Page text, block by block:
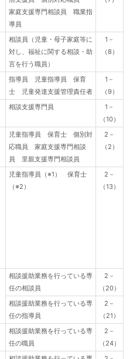
家庭支援専門相談員 職業指
導員
相談員（児童・母子家庭等に
対し、福祉に関する相談・助
言を行う職員）
1－
（8）
指導員 児童指導員 保育
士 児童発達支援管理責任者
1－
（9）
相談支援専門員
1－
（10）
児童指導員 保育士 個別対
応職員 家庭支援専門相談
員 里親支援専門相談員
2－
（2）
児童指導員（※1） 保育士
（※2）
2－
（13）
相談援助業務を行っている専
任の相談員
2－
（20）
相談援助業務を行っている専
任の指導員
2－
（21）
相談援助業務を行っている専
任の職員
2－
（24）